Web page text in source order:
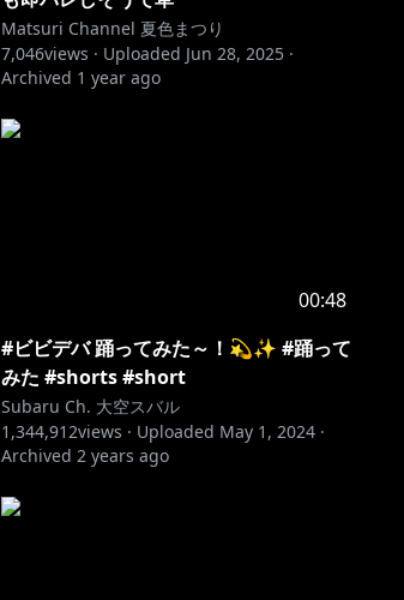
Matsuri Channel 夏色まつり
7,046views · Uploaded Jun 28, 2025 ·
Archived 1 year ago
00:48
#ビビデバ 踊ってみた～！💫✨️ #踊って
みた #shorts #short
Subaru Ch. 大空スバル
1,344,912views · Uploaded May 1, 2024 ·
Archived 2 years ago